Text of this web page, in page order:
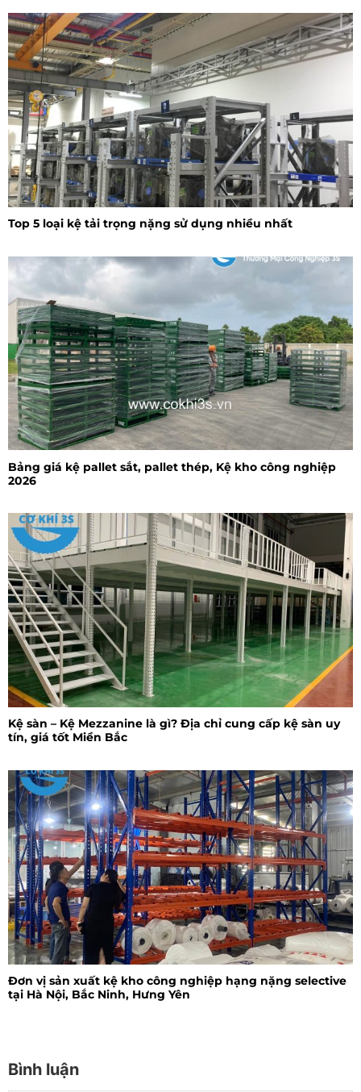
Top 5 loại kệ tải trọng nặng sử dụng nhiều nhất
Bảng giá kệ pallet sắt, pallet thép, Kệ kho công nghiệp
2026
Kệ sàn – Kệ Mezzanine là gì? Địa chỉ cung cấp kệ sàn uy
tín, giá tốt Miền Bắc
Đơn vị sản xuất kệ kho công nghiệp hạng nặng selective
tại Hà Nội, Bắc Ninh, Hưng Yên
Bình luận